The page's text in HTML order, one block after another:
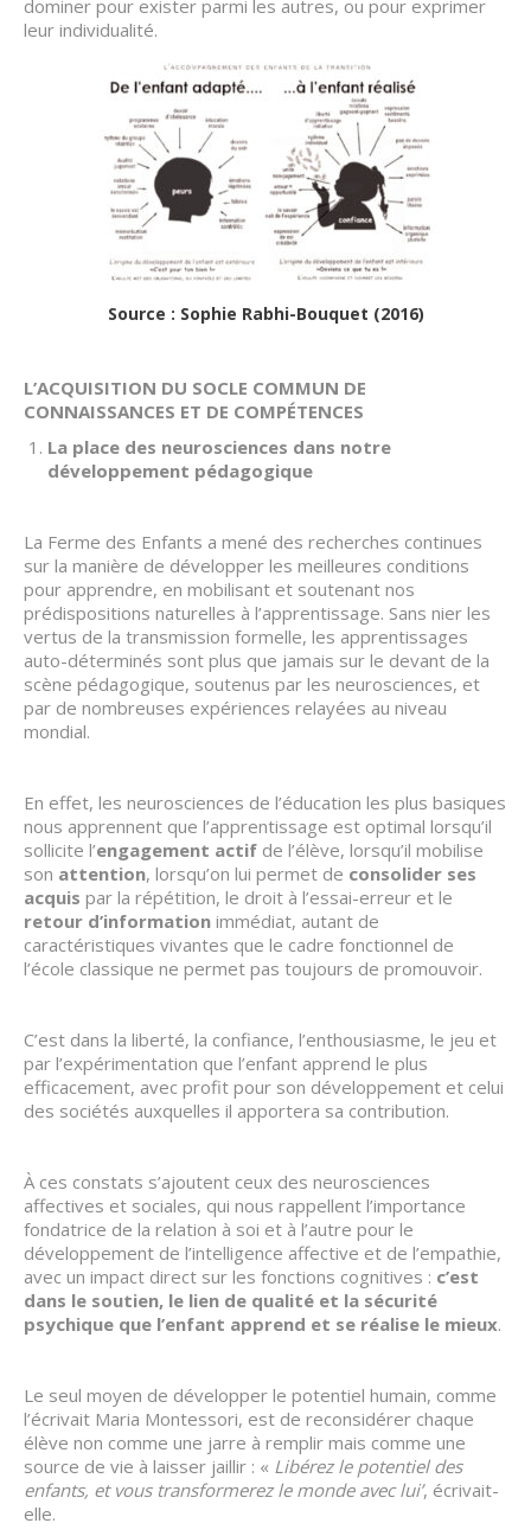
dominer pour exister parmi les autres, ou pour exprimer
leur individualité.
Source : Sophie Rabhi-Bouquet (2016)
L’ACQUISITION DU SOCLE COMMUN DE
CONNAISSANCES ET DE COMPÉTENCES
La place des neurosciences dans notre
développement pédagogique
La Ferme des Enfants a mené des recherches continues
sur la manière de développer les meilleures conditions
pour apprendre, en mobilisant et soutenant nos
prédispositions naturelles à l’apprentissage. Sans nier les
vertus de la transmission formelle, les apprentissages
auto-déterminés sont plus que jamais sur le devant de la
scène pédagogique, soutenus par les neurosciences, et
par de nombreuses expériences relayées au niveau
mondial.
En effet, les neurosciences de l’éducation les plus basiques
nous apprennent que l’apprentissage est optimal lorsqu’il
sollicite l’engagement actif de l’élève, lorsqu’il mobilise
son attention, lorsqu’on lui permet de consolider ses
acquis par la répétition, le droit à l’essai-erreur et le
retour d’information immédiat, autant de
caractéristiques vivantes que le cadre fonctionnel de
l’école classique ne permet pas toujours de promouvoir.
C’est dans la liberté, la confiance, l’enthousiasme, le jeu et
par l’expérimentation que l’enfant apprend le plus
efficacement, avec profit pour son développement et celui
des sociétés auxquelles il apportera sa contribution.
À ces constats s’ajoutent ceux des neurosciences
affectives et sociales, qui nous rappellent l’importance
fondatrice de la relation à soi et à l’autre pour le
développement de l’intelligence affective et de l’empathie,
avec un impact direct sur les fonctions cognitives : c’est
dans le soutien, le lien de qualité et la sécurité
psychique que l’enfant apprend et se réalise le mieux.
Le seul moyen de développer le potentiel humain, comme
l’écrivait Maria Montessori, est de reconsidérer chaque
élève non comme une jarre à remplir mais comme une
source de vie à laisser jaillir : « Libérez le potentiel des
enfants, et vous transformerez le monde avec lui’, écrivait-
elle.